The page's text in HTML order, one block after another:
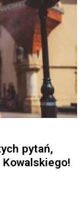
pytań,